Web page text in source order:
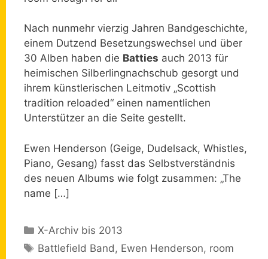
Nach nunmehr vierzig Jahren Bandgeschichte,
einem Dutzend Besetzungswechsel und über
30 Alben haben die Batties auch 2013 für
heimischen Silberlingnachschub gesorgt und
ihrem künstlerischen Leitmotiv „Scottish
tradition reloaded“ einen namentlichen
Unterstützer an die Seite gestellt.
Ewen Henderson (Geige, Dudelsack, Whistles,
Piano, Gesang) fasst das Selbstverständnis
des neuen Albums wie folgt zusammen: „The
name […]
Kategorien
X-Archiv bis 2013
Schlagwörter
Battlefield Band , Ewen Henderson, room